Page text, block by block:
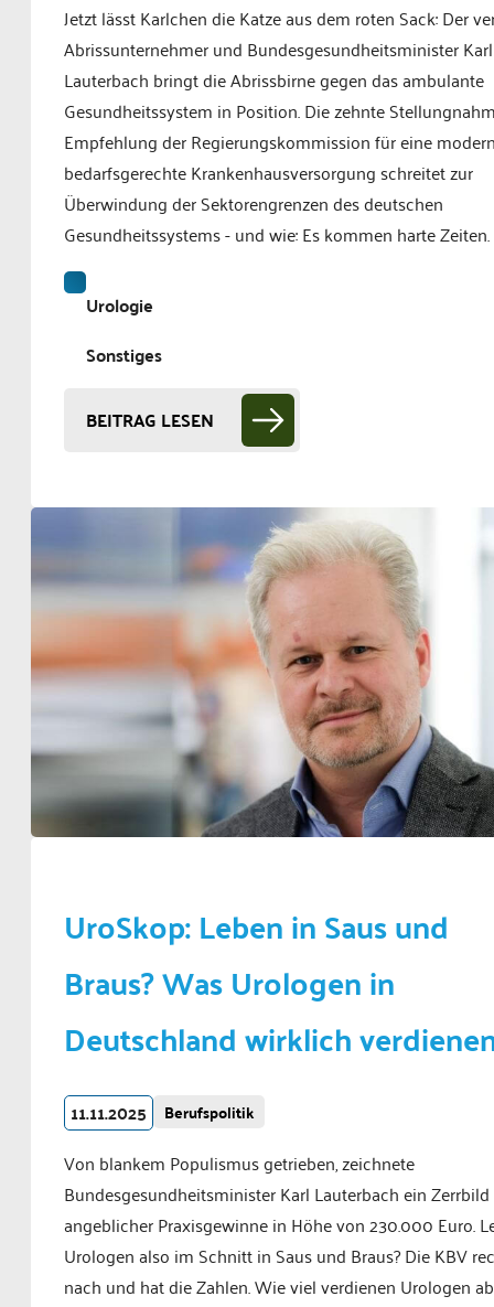
Jetzt lässt Karlchen die Katze aus dem roten Sack: Der
Abrissunternehmer und Bundesgesundheitsminister Karl
Lauterbach bringt die Abrissbirne gegen das ambulante
Gesundheitssystem in Position. Die zehnte
Empfehlung der Regierungskommission für eine
bedarfsgerechte Krankenhausversorgung schreitet zur
Überwindung der Sektorengrenzen des deutschen
Gesundheitssystems - und wie: Es kommen harte Zeiten.
Urologie
Sonstiges
BEITRAG LESEN
UroSkop: Leben in Saus und
Braus? Was Urologen in
Deutschland wirklich
11.11.2025 Berufspolitik
Von blankem Populismus getrieben, zeichnete
Bundesgesundheitsminister Karl Lauterbach ein Zerrbild
angeblicher Praxisgewinne in Höhe von 230.000 Euro.
Urologen also im Schnitt in Saus und Braus? Die KBV
nach und hat die Zahlen. Wie viel verdienen Urologen